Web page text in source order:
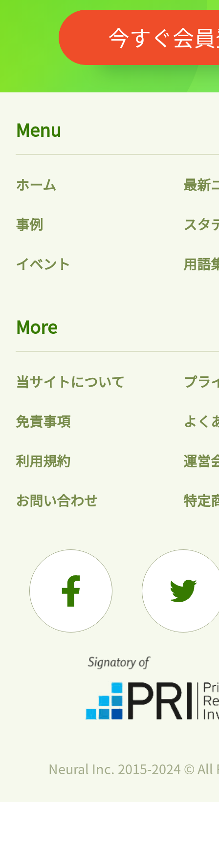
記事をお気に入りに
ログイン
今すぐ会
Menu
ホーム 最新
事例 スタ
イベント 用語
More
当サイトについて プラ
免責事項 よく
利用規約 運営
お問い合わせ 特定
Neural Inc. 2015-2024 © All